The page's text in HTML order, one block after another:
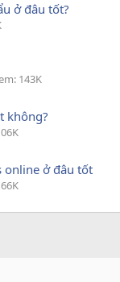
ở đâu tốt?
143K
không?
online ở đâu tốt